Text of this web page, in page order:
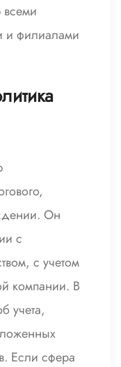
и филиалами
Он
с
с учетом
компании. В
учета,
Если сфера